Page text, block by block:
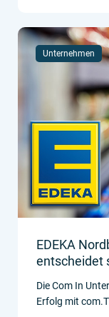
Unternehmen
EDEKA
entscheidet
Die Com In
Erfolg mit